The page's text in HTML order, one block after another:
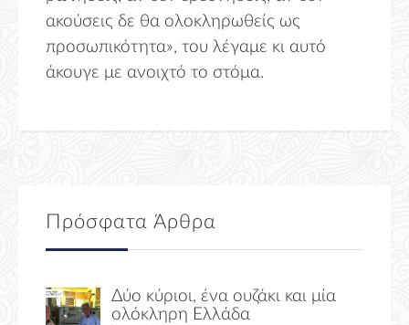
ακούσεις δε θα ολοκληρωθείς ως
προσωπικότητα», του λέγαμε κι αυτό
άκουγε με ανοιχτό το στόμα.
Πρόσφατα Άρθρα
Δύο κύριοι, ένα ουζάκι και μία
ολόκληρη Ελλάδα